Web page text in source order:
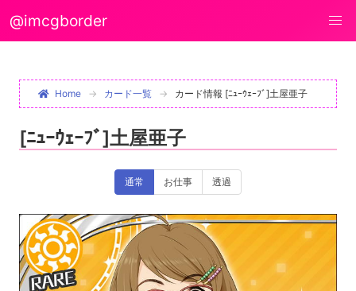
@imcgborder
Home カード一覧 カード情報 [ﾆｭｰｳｪｰﾌﾞ]土屋亜子
[ﾆｭｰｳｪｰﾌﾞ]土屋亜子
通常 お仕事 透過